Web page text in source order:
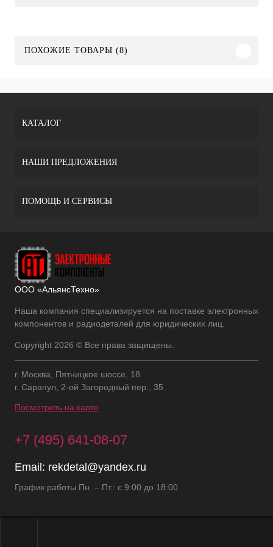
ПОХОЖИЕ ТОВАРЫ (8)
КАТАЛОГ
НАШИ ПРЕДЛОЖЕНИЯ
ПОМОЩЬ И СЕРВИСЫ
ООО «АльянсТехно»
Наша компания специализируется на поставке электронных
компонентов и радиодеталей для юридических лиц.
Copyright 2026 © Все права защищены.
г. Москва, Пятницкое шоссе, 18
г. Сарапул, 2-ой Загородный пер., 35
Посмотреть на карте
+7 (495) 641-08-07
Email: rekdetal@yandex.ru
График работы Пн. – Пт.: с 9:00 до 18:00